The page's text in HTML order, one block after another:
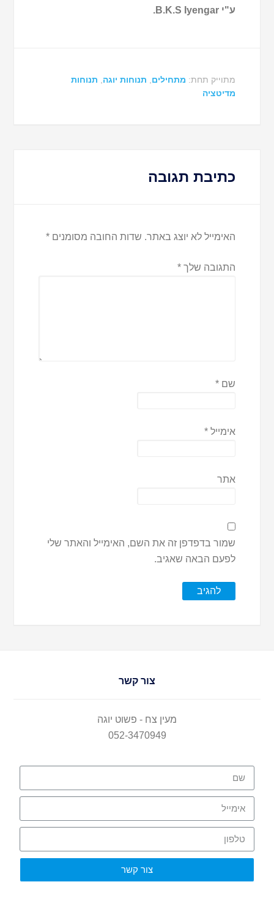
ע"י B.K.S Iyengar.
מתוייק תחת: מתחילים תנוחות יוגה
תנוחות
מדיטציה
כתיבת תגובה
האימייל לא יוצג באתר. שדות החובה מסומנים*
התגובה שלך*
שם*
אימייל*
אתר
שמור בדפדפן זה את השם, האימייל והאתר שלי
לפעם הבאה שאגיב.
צור קשר
מעין צח - פשוט יוגה
052-3470949
צור קשר